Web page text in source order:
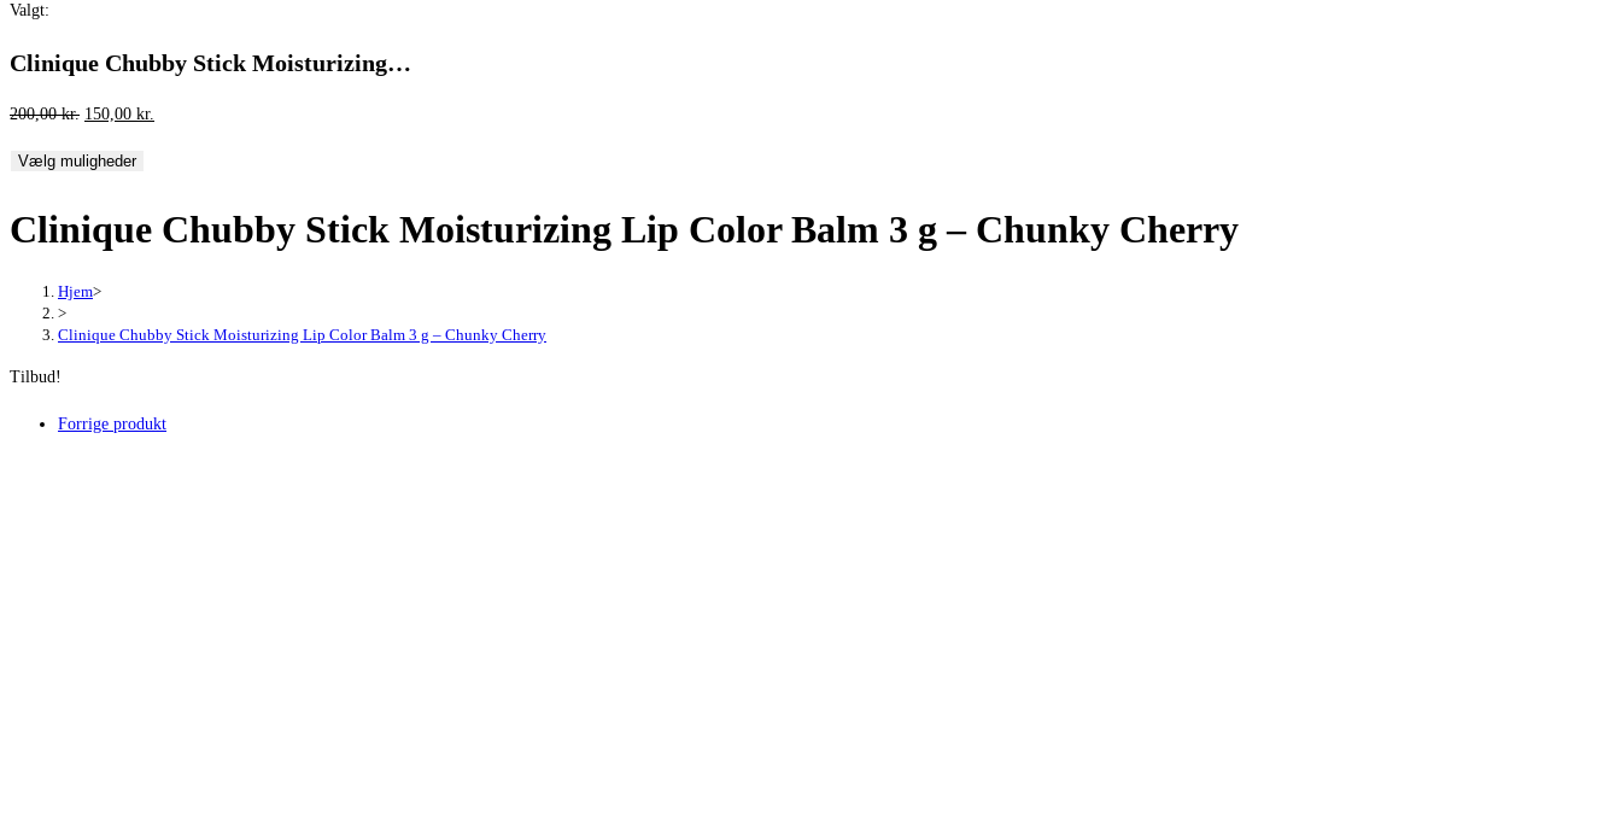
Valgt:
Clinique Chubby Stick Moisturizing…
200,00kr. Den
pris
200,00 kr..
150,00 kr.
150,00 kr..
Vælg muligheder
Clinique Chubby Stick Moisturizing Lip Color Balm 3 g – Chunky Cherry
Hjem>
>
Clinique Chubby Stick Moisturizing Lip Color Balm 3 g – Chunky Cherry
Tilbud!
Forrige produkt